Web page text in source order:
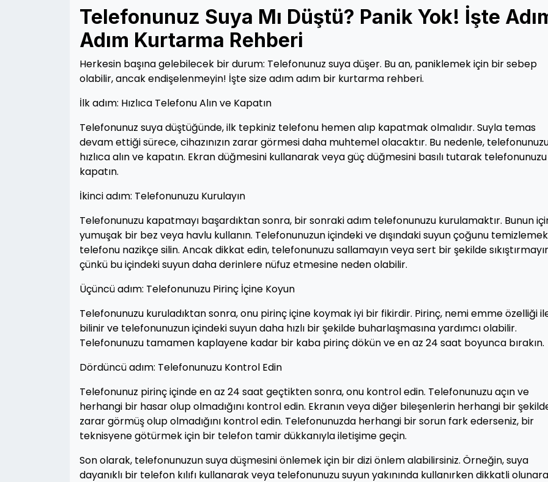
Telefonunuz Suya Mı Düştü? Panik Yok! İşte
Adım Kurtarma Rehberi
Herkesin başına gelebilecek bir durum: Telefonunuz suya düşer. Bu an, paniklemek için bir sebep
olabilir, ancak endişelenmeyin! İşte size adım adım bir kurtarma rehberi.
İlk adım: Hızlıca Telefonu Alın ve Kapatın
Telefonunuz suya düştüğünde, ilk tepkiniz telefonu hemen alıp kapatmak olmalıdır. Suyla temas
devam ettiği sürece, cihazınızın zarar görmesi daha muhtemel olacaktır. Bu nedenle,
hızlıca alın ve kapatın. Ekran düğmesini kullanarak veya güç düğmesini basılı tutarak telefonunuzu
kapatın.
İkinci adım: Telefonunuzu Kurulayın
Telefonunuzu kapatmayı başardıktan sonra, bir sonraki adım telefonunuzu kurulamaktır. Bunun
yumuşak bir bez veya havlu kullanın. Telefonunuzun içindeki ve dışındaki suyun çoğunu
telefonu nazikçe silin. Ancak dikkat edin, telefonunuzu sallamayın veya sert bir şekilde
çünkü bu içindeki suyun daha derinlere nüfuz etmesine neden olabilir.
Üçüncü adım: Telefonunuzu Pirinç İçine Koyun
Telefonunuzu kuruladıktan sonra, onu pirinç içine koymak iyi bir fikirdir. Pirinç, nemi emme özelliği
bilinir ve telefonunuzun içindeki suyun daha hızlı bir şekilde buharlaşmasına yardımcı olabilir.
Telefonunuzu tamamen kaplayene kadar bir kaba pirinç dökün ve en az 24 saat boyunca bırakın.
Dördüncü adım: Telefonunuzu Kontrol Edin
Telefonunuz pirinç içinde en az 24 saat geçtikten sonra, onu kontrol edin. Telefonunuzu açın ve
herhangi bir hasar olup olmadığını kontrol edin. Ekranın veya diğer bileşenlerin herhangi bir
zarar görmüş olup olmadığını kontrol edin. Telefonunuzda herhangi bir sorun fark ederseniz, bir
teknisyene götürmek için bir telefon tamir dükkanıyla iletişime geçin.
Son olarak, telefonunuzun suya düşmesini önlemek için bir dizi önlem alabilirsiniz. Örneğin, suya
dayanıklı bir telefon kılıfı kullanarak veya telefonunuzu suyun yakınında kullanırken dikkatli